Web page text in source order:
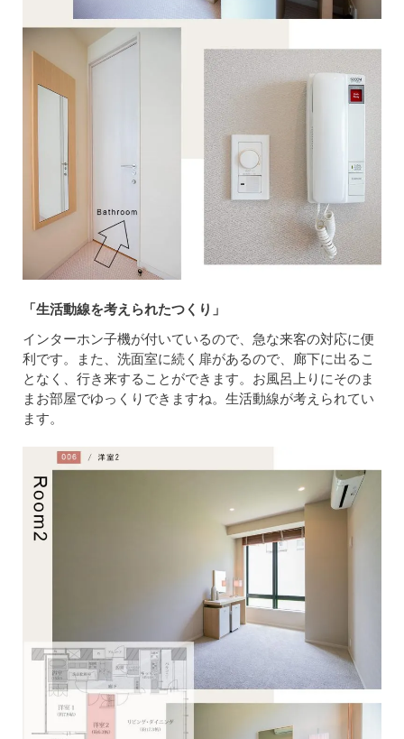
「生活動線を考えられたつくり」
インターホン子機が付いているので、急な来客の対応に便
利です。また、洗面室に続く扉があるので、廊下に出るこ
となく、行き来することができます。お風呂上りにそのま
まお部屋でゆっくりできますね。生活動線が考えられてい
ます。